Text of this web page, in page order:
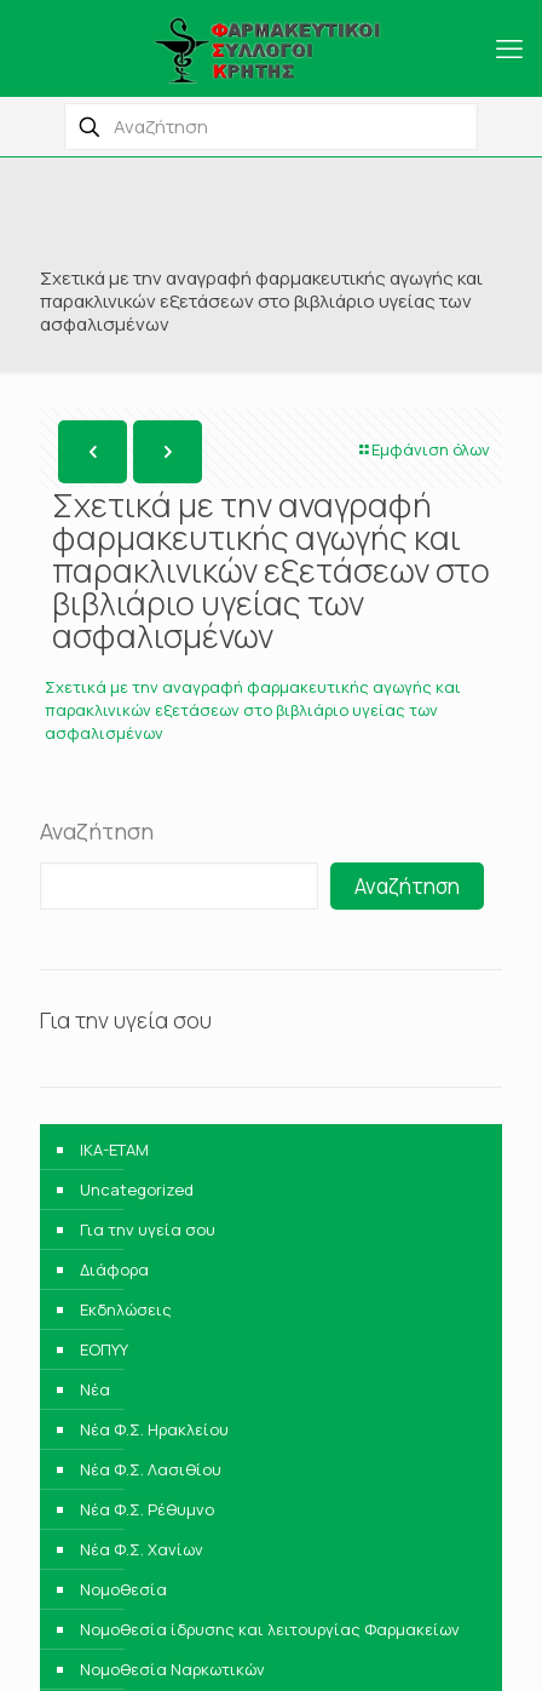
Σχετικά με την αναγραφή φαρμακευτικής αγωγής και
παρακλινικών εξετάσεων στο βιβλιάριο υγείας των
ασφαλισμένων
Εμφάνιση όλων
Σχετικά με την αναγραφή
φαρμακευτικής αγωγής και
παρακλινικών εξετάσεων στο
βιβλιάριο υγείας των
ασφαλισμένων
Σχετικά με την αναγραφή φαρμακευτικής αγωγής και
παρακλινικών εξετάσεων στο βιβλιάριο υγείας των
ασφαλισμένων
Αναζήτηση
Αναζήτηση
Για την υγεία σου
IKA-ETAM
Uncategorized
Για την υγεία σου
Διάφορα
Εκδηλώσεις
ΕΟΠΥΥ
Νέα
Νέα Φ.Σ. Ηρακλείου
Νέα Φ.Σ. Λασιθίου
Νέα Φ.Σ. Ρέθυμνο
Νέα Φ.Σ. Χανίων
Νομοθεσία
Νομοθεσία ίδρυσης και λειτουργίας Φαρμακείων
Νομοθεσία Ναρκωτικών